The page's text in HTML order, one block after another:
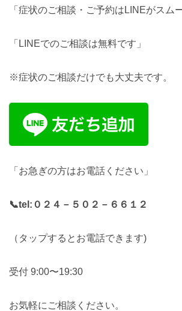
「症状のご相談・ご予約はLINEがスム
「LINEでのご相談は無料です」
※症状のご相談だけでも大丈夫です。
「お急ぎの方はお電話ください」
📞tel: ０２４－５０２－６６１２
（タップするとお電話できます)
受付 9:00〜19:30
お気軽にご相談ください。